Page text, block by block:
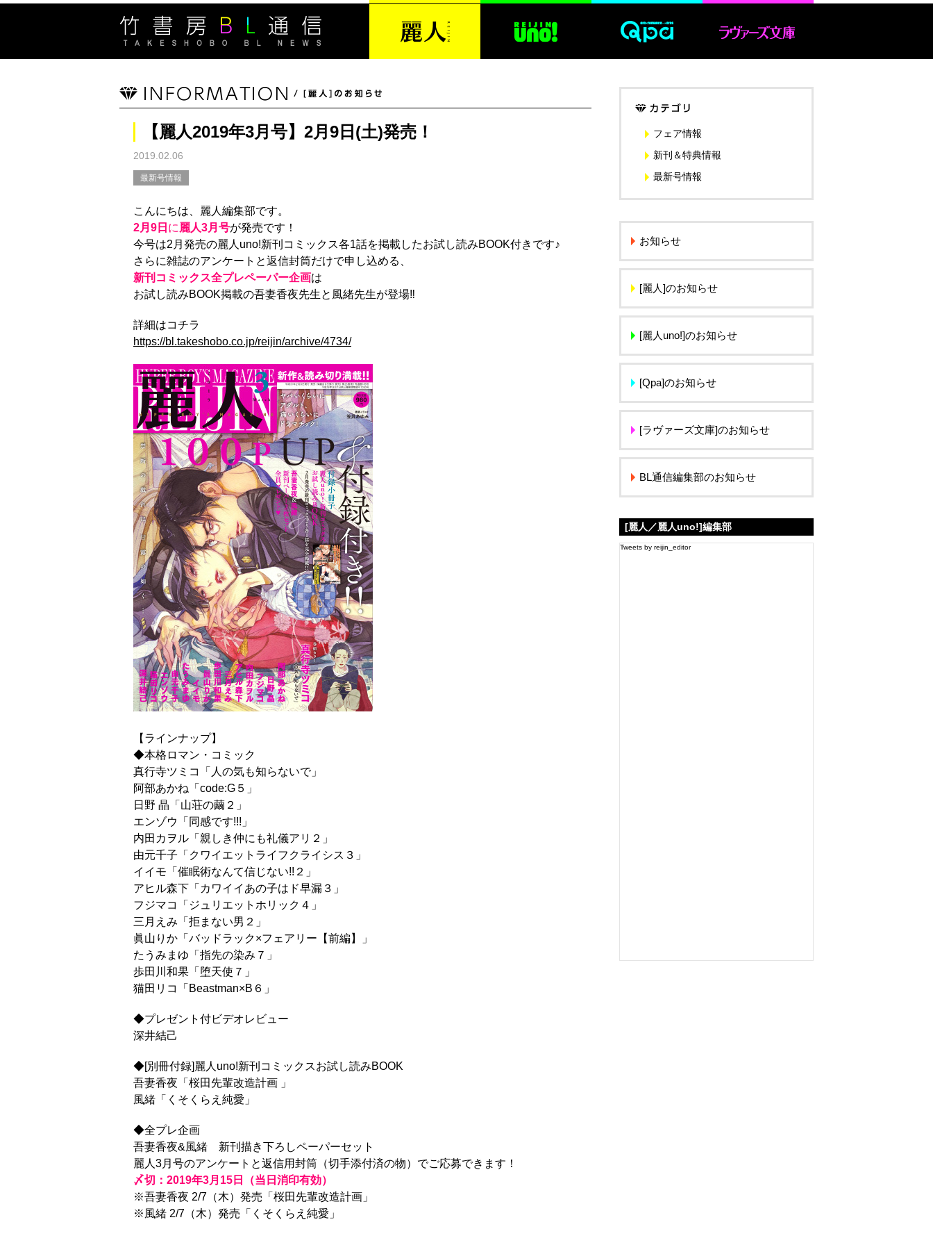
【麗人2019年3月号】2月9日(土)発売！
2019.02.06
最新号情報
こんにちは、麗人編集部です。
2月9日 に 麗人3月号が発売です！
今号は2月発売の麗人uno!新刊コミックス各1話を掲載したお試し読みBOOK付きです♪
さらに雑誌のアンケートと返信封筒だけで申し込める、
新刊コミックス全プレペーパー企画は
お試し読みBOOK掲載の吾妻香夜先生と風緒先生が登場‼︎
詳細はコチラ
https://bl.takeshobo.co.jp/reijin/archive/4734/
【ラインナップ】
◆本格ロマン・コミック
真行寺ツミコ「人の気も知らないで」
阿部あかね「code:G５」
日野 晶「山荘の繭２」
エンゾウ「同感です!!!」
内田カヲル「親しき仲にも礼儀アリ２」
由元千子「クワイエットライフクライシス３」
イイモ「催眠術なんて信じない!!２」
アヒル森下「カワイイあの子はド早漏３」
フジマコ「ジュリエットホリック４」
三月えみ「拒まない男２」
眞山りか「バッドラック×フェアリー【前編】」
たうみまゆ「指先の染み７」
歩田川和果「堕天使７」
猫田リコ「Beastman×B６」
◆プレゼント付ビデオレビュー
深井結己
◆[別冊付録]麗人uno!新刊コミックスお試し読みBOOK
吾妻香夜「桜田先輩改造計画 」
風緒「くそくらえ純愛」
◆全プレ企画
吾妻香夜&風緒 新刊描き下ろしペーパーセット
麗人3月号のアンケートと返信用封筒（切手添付済の物）でご応募できます！
〆切：2019年3月15日（当日消印有効）
※吾妻香夜 2/7（木）発売「桜田先輩改造計画」
※風緒 2/7（木）発売「くそくらえ純愛」
フェア情報
新刊＆特典情報
最新号情報
お知らせ
[麗人]のお知らせ
[麗人uno!]のお知らせ
[Qpa]のお知らせ
[ラヴァーズ文庫]のお知らせ
BL通信編集部のお知らせ
[麗人／麗人uno!]編集部
Tweets by reijin_editor